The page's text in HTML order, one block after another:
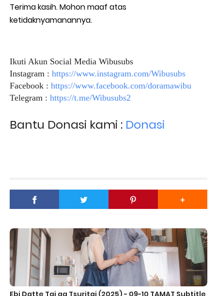
Terima kasih. Mohon maaf atas
ketidaknyamanannya.
Ikuti Akun Social Media Wibusubs
Instagram : https://www.instagram.com/Wibusubs
Facebook : https://www.facebook.com/doramawibu
Telegram : https://t.me/Wibusubs2
Bantu Donasi kami : Donasi
Ebi Datte Tai ga Tsuritai (2025) - 09-10 TAMAT Subtitle